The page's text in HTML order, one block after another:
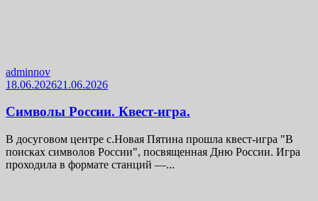
adminnov
18.06.202621.06.2026
Символы России. Квест-игра.
В досуговом центре с.Новая Пятина прошла квест-игра "В
поисках символов России", посвященная Дню России. Игра
проходила в формате станций —...